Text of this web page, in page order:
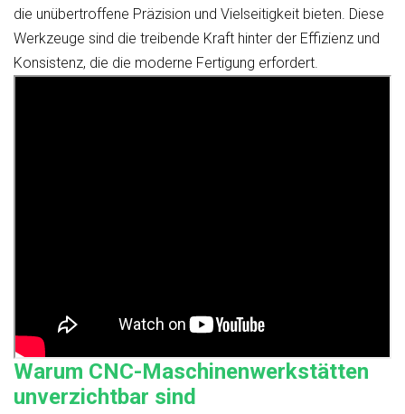
die unübertroffene Präzision und Vielseitigkeit bieten. Diese
Werkzeuge sind die treibende Kraft hinter der Effizienz und
Konsistenz, die die moderne Fertigung erfordert.
Warum CNC-Maschinenwerkstätten
unverzichtbar sind